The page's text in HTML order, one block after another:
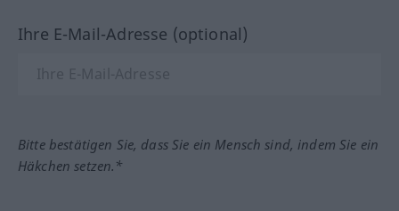
Ihre E-Mail-Adresse (optional)
Bitte bestätigen Sie, dass Sie ein Mensch sind, indem Sie ein
Häkchen setzen.*